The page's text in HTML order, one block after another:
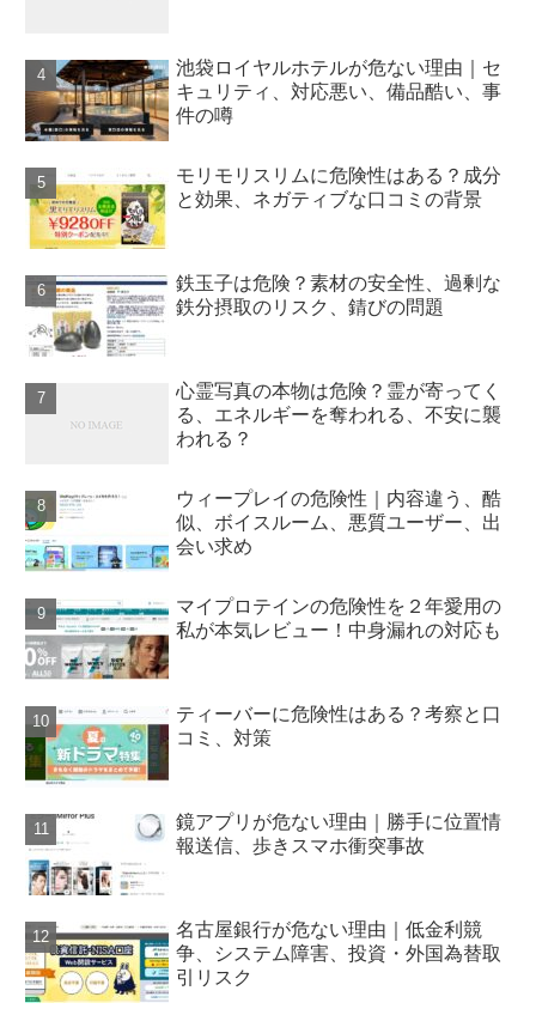
池袋ロイヤルホテルが危ない理由｜セ
キュリティ、対応悪い、備品酷い、事
件の噂
モリモリスリムに危険性はある？成分
と効果、ネガティブな口コミの背景
鉄玉子は危険？素材の安全性、過剰な
鉄分摂取のリスク、錆びの問題
心霊写真の本物は危険？霊が寄ってく
る、エネルギーを奪われる、不安に襲
われる？
ウィープレイの危険性｜内容違う、酷
似、ボイスルーム、悪質ユーザー、出
会い求め
マイプロテインの危険性を２年愛用の
私が本気レビュー！中身漏れの対応も
ティーバーに危険性はある？考察と口
コミ、対策
鏡アプリが危ない理由｜勝手に位置情
報送信、歩きスマホ衝突事故
名古屋銀行が危ない理由｜低金利競
争、システム障害、投資・外国為替取
引リスク